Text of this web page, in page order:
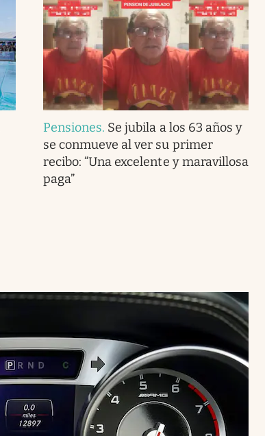
Pensiones. Se jubila a los 63 años y
se conmueve al ver su primer
recibo: “Una excelente y maravillosa
paga”